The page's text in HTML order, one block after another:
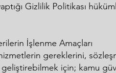
Gizlilik Politikası
İşlenme Amaçları
gereklerini,
için; kamu